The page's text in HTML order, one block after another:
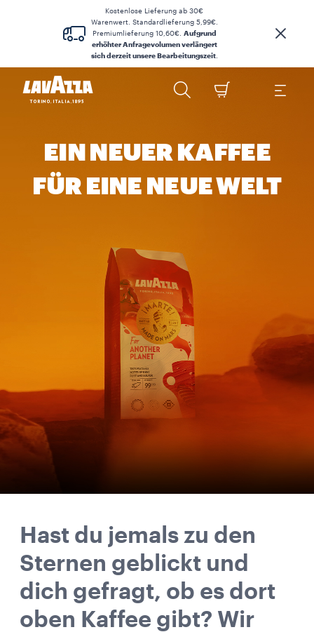
Kostenlose Lieferung ab 30€
Warenwert. Standardlieferung 5,99€.
Premiumlieferung 10,60€. Aufgrund
erhöhter Anfragevolumen verlängert
sich derzeit unsere Bearbeitungszeit.
EIN NEUER KAFFEE
FÜR EINE NEUE WELT
Hast du jemals zu den
Sternen geblickt und
dich gefragt, ob es dort
oben Kaffee gibt? Wir